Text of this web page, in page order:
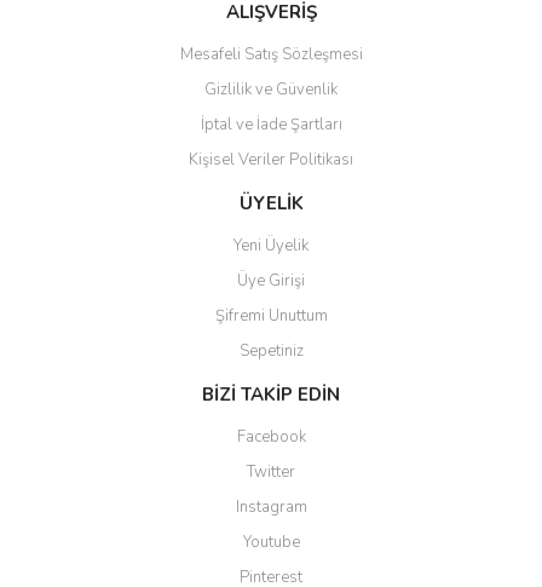
Bu ürüne benzer farklı alternatifler olmalı.
Gönder
ALIŞVERİŞ
Mesafeli Satış Sözleşmesi
Gizlilik ve Güvenlik
İptal ve İade Şartları
Kişisel Veriler Politikası
ÜYELİK
Yeni Üyelik
Üye Girişi
Şifremi Unuttum
Sepetiniz
BİZİ TAKİP EDİN
Facebook
Twitter
Instagram
Youtube
Pinterest